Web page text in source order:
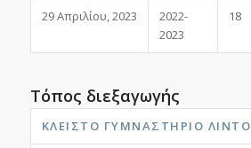
29 Απριλίου, 2023
2022-
2023
18
Τόπος διεξαγωγής
ΚΛΕΙΣΤΌ ΓΥΜΝΑΣΤΉΡΙΟ ΛΊΝΤΟ